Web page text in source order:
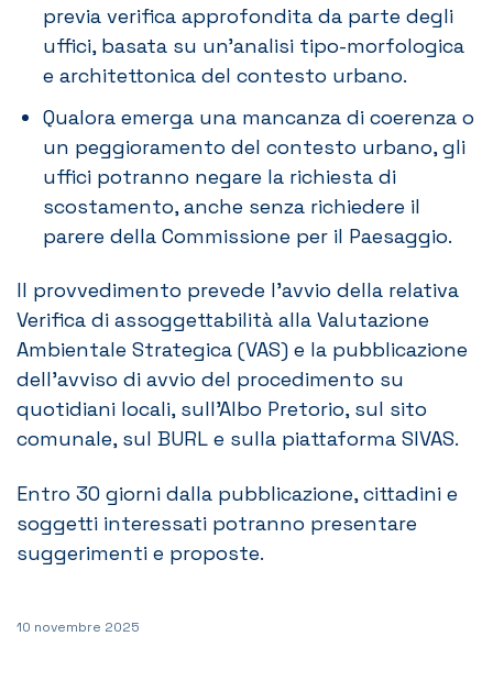
previa verifica approfondita da parte degli
uffici, basata su un’analisi tipo-morfologica
e architettonica del contesto urbano.
Qualora emerga una mancanza di coerenza o
un peggioramento del contesto urbano, gli
uffici potranno negare la richiesta di
scostamento, anche senza richiedere il
parere della Commissione per il Paesaggio.
Il provvedimento prevede l’avvio della relativa
Verifica di assoggettabilità alla Valutazione
Ambientale Strategica (VAS) e la pubblicazione
dell’avviso di avvio del procedimento su
quotidiani locali, sull’Albo Pretorio, sul sito
comunale, sul BURL e sulla piattaforma SIVAS.
Entro 30 giorni dalla pubblicazione, cittadini e
soggetti interessati potranno presentare
suggerimenti e proposte.
10 novembre 2025